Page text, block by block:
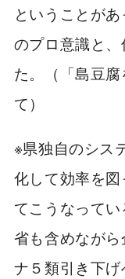
ということが
のプロ意識と
た。（「島豆
て）
※県独自のシス
化して効率を
てこうなって
省も含めなが
ナ５類引き下